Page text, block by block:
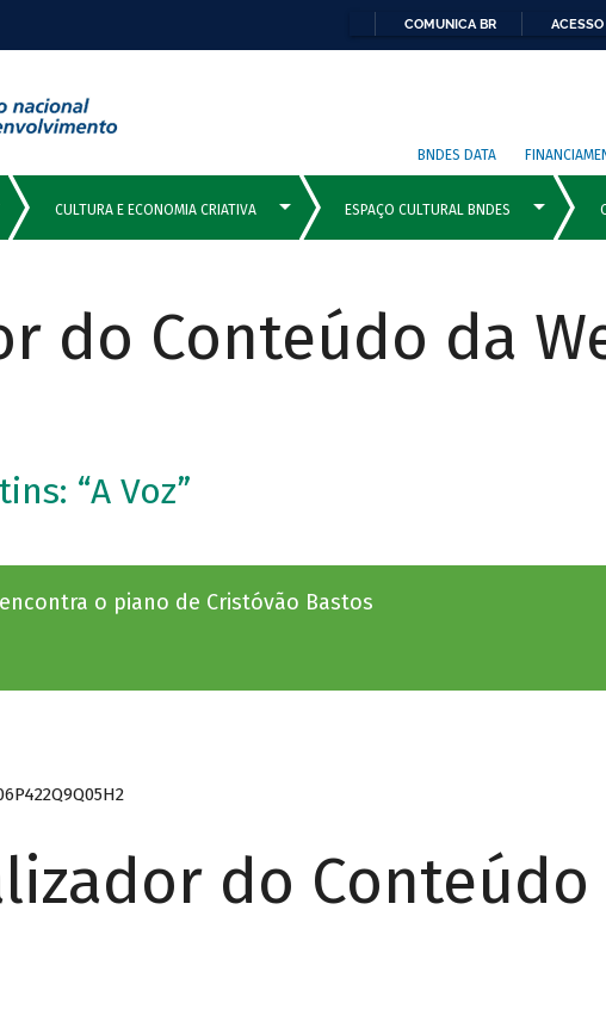
COMUNICA BR
BNDES DATA
do Conteúdo da
“A Voz”
encontra o piano de Cristóvão Bastos
do Conteúdo